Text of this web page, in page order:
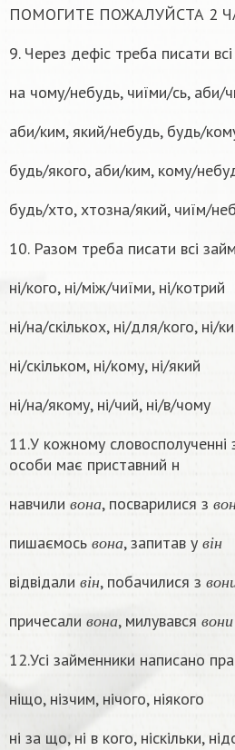
ПОМОГИТЕ ПОЖАЛУЙСТА 2
9. Через дефіс треба писати
на чому/небудь, чиїми/сь, аби/
аби/ким, який/небудь, будь/
будь/якого, аби/ким, кому/
будь/хто, хтозна/який, чиїм/
10. Разом треба писати всі
ні/кого, ні/між/чиїми, ні/котрий
ні/на/скількох, ні/для/кого, ні/
ні/скільком, ні/кому, ні/який
ні/на/якому, ні/чий, ні/в/чому
11.У кожному словосполученні
особи має приставний н
навчили
в о н а , посварилися з в о н
пишаємось в о н а , запитав у в і н
і
відвідали в і н
і , побачилися з в о н
причесали в о н а , милувався в о н и
12.Усі займенники написано
ніщо, нізчим, нічого, ніякого
ні за що, ні в кого, ніскільки,